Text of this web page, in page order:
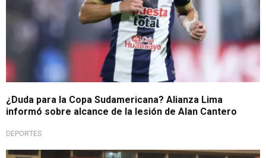
¿Duda para la Copa Sudamericana? Alianza Lima
informó sobre alcance de la lesión de Alan Cantero
DEPORTES